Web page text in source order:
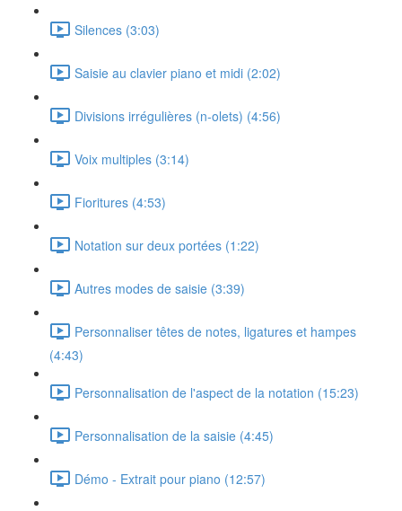
Silences (3:03)
Saisie au clavier piano et midi (2:02)
Divisions irrégulières (n-olets) (4:56)
Voix multiples (3:14)
Fioritures (4:53)
Notation sur deux portées (1:22)
Autres modes de saisie (3:39)
Personnaliser têtes de notes, ligatures et hampes
(4:43)
Personnalisation de l'aspect de la notation (15:23)
Personnalisation de la saisie (4:45)
Démo - Extrait pour piano (12:57)